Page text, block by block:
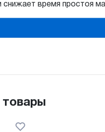
снижает время простоя